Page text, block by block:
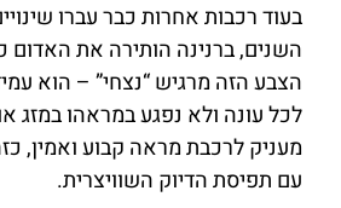
בעוד רכבות אחרות כבר עברו
השנים, ברנינה הותירה את האדום
הצבע הזה מרגיש “נצחי” – הוא
לכל עונה ולא נפגע במראהו במזג
מעניק לרכבת מראה קבוע ואמין,
עם תפיסת הדיוק השוויצרית.